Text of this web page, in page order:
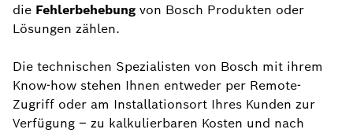
die Fehlerbehebung von Bosch Produkten oder
Lösungen zählen.
Die technischen Spezialisten von Bosch mit ihrem
Know-how stehen Ihnen entweder per Remote-
Zugriff oder am Installationsort Ihres Kunden zur
Verfügung – zu kalkulierbaren Kosten und nach